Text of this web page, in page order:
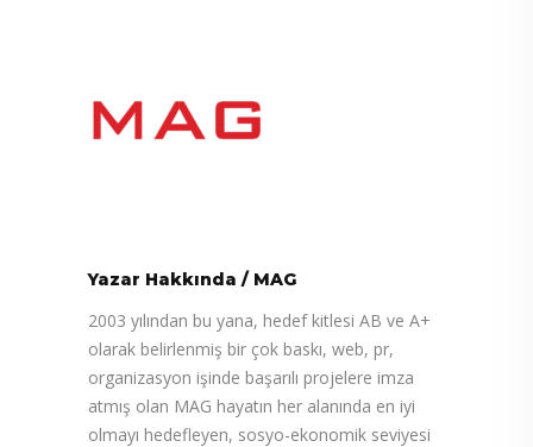
Yazar Hakkında / MAG
2003 yılından bu yana, hedef kitlesi AB ve A+
olarak belirlenmiş bir çok baskı, web, pr,
organizasyon işinde başarılı projelere imza
atmış olan MAG hayatın her alanında en iyi
olmayı hedefleyen, sosyo-ekonomik seviyesi